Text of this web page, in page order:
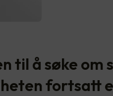
til å søke om
fortsatt